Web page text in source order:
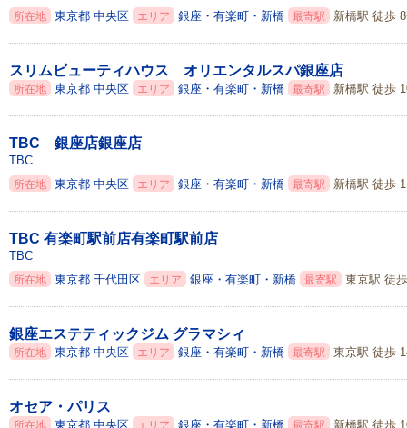
所在地 東京都 中央区 エリア 銀座・有楽町・新橋 最寄駅 新橋駅 徒歩
スリムビューティハウス オリエンタルスパ銀座店
所在地 東京都 中央区 エリア 銀座・有楽町・新橋 最寄駅 新橋駅 徒歩
TBC 銀座店銀座店
TBC
所在地 東京都 中央区 エリア 銀座・有楽町・新橋 最寄駅 新橋駅 徒歩
TBC 有楽町駅前店有楽町駅前店
TBC
所在地 東京都 千代田区 エリア 銀座・有楽町・新橋 最寄駅 東京駅 徒
銀座エステティックジム グラマシィ
所在地 東京都 中央区 エリア 銀座・有楽町・新橋 最寄駅 東京駅 徒歩
オセア・パリス
所在地 東京都 中央区 エリア 銀座・有楽町・新橋 最寄駅 新橋駅 徒歩